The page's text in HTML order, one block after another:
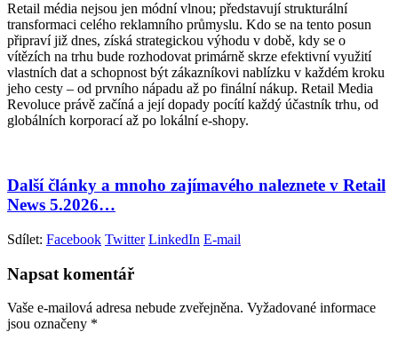
Retail média nejsou jen módní vlnou; představují strukturální
transformaci celého reklamního průmyslu. Kdo se na tento posun
připraví již dnes, získá strategickou výhodu v době, kdy se o
vítězích na trhu bude rozhodovat primárně skrze efektivní využití
vlastních dat a schopnost být zákazníkovi nablízku v každém kroku
jeho cesty – od prvního nápadu až po finální nákup. Retail Media
Revoluce právě začíná a její dopady pocítí každý účastník trhu, od
globálních korporací až po lokální e-shopy.
Další články a mnoho zajímavého naleznete v Retail
News 5.2026…
Sdílet: Facebook Twitter LinkedIn E-mail
Napsat komentář
Vaše e-mailová adresa nebude zveřejněna. Vyžadované informace
jsou označeny *